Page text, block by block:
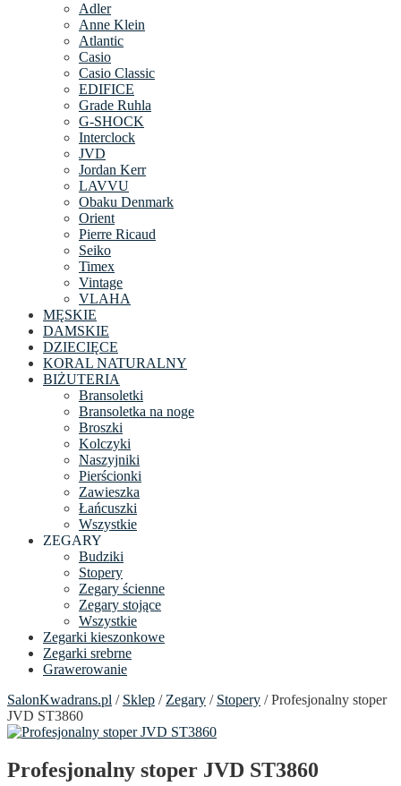
Adler
Anne Klein
Atlantic
Casio
Casio Classic
EDIFICE
Grade Ruhla
G-SHOCK
Interclock
JVD
Jordan Kerr
LAVVU
Obaku Denmark
Orient
Pierre Ricaud
Seiko
Timex
Vintage
VLAHA
MĘSKIE
DAMSKIE
DZIECIĘCE
KORAL NATURALNY
BIŻUTERIA
Bransoletki
Bransoletka na noge
Broszki
Kolczyki
Naszyjniki
Pierścionki
Zawieszka
Łańcuszki
Wszystkie
ZEGARY
Budziki
Stopery
Zegary ścienne
Zegary stojące
Wszystkie
Zegarki kieszonkowe
Zegarki srebrne
Grawerowanie
SalonKwadrans.pl / Sklep / Zegary / Stopery / Profesjonalny stoper
JVD ST3860
Profesjonalny stoper JVD ST3860